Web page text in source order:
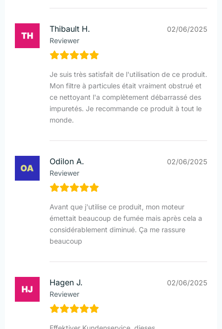
Thibault H.
Reviewer
02/06/2025
Je suis très satisfait de l'utilisation de ce produit.
Mon filtre à particules était vraiment obstrué et
ce nettoyant l'a complètement débarrassé des
impuretés. Je recommande ce produit à tout le
monde.
Odilon A.
Reviewer
02/06/2025
Avant que j'utilise ce produit, mon moteur
émettait beaucoup de fumée mais après cela a
considérablement diminué. Ça me rassure
beaucoup
Hagen J.
Reviewer
02/06/2025